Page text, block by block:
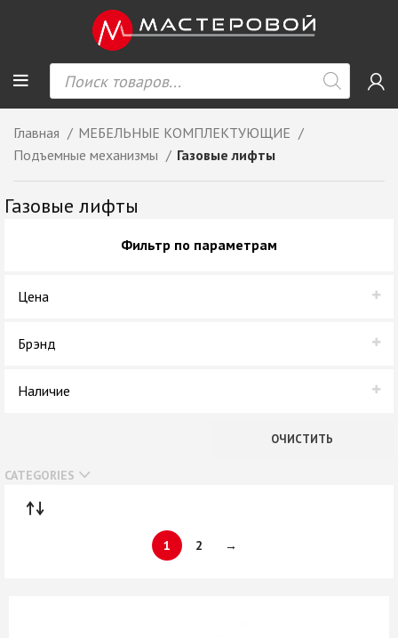
Главная
МЕБЕЛЬНЫЕ КОМПЛЕКТУЮЩИЕ
Подъемные механизмы
Газовые лифты
Газовые лифты
Фильтр по параметрам
Цена
Брэнд
Наличие
ОЧИСТИТЬ
CATEGORIES
1 2 →